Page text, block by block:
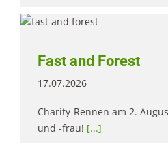
Fast and Forest
17.07.2026
Charity-Rennen am 2.
und -frau! [...]